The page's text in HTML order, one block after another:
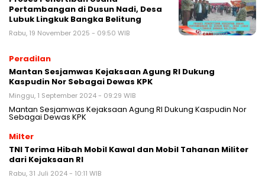
Pertambangan di Dusun Nadi, Desa
Lubuk Lingkuk Bangka Belitung
Rabu, 19 November 2025 - 09:50 WIB
Peradilan
Mantan Sesjamwas Kejaksaan Agung RI Dukung
Kaspudin Nor Sebagai Dewas KPK
Minggu, 1 September 2024 - 09:29 WIB
Mantan Sesjamwas Kejaksaan Agung RI Dukung Kaspudin Nor
Sebagai Dewas KPK
Milter
TNI Terima Hibah Mobil Kawal dan Mobil Tahanan Militer
dari Kejaksaan RI
Rabu, 31 Juli 2024 - 10:11 WIB